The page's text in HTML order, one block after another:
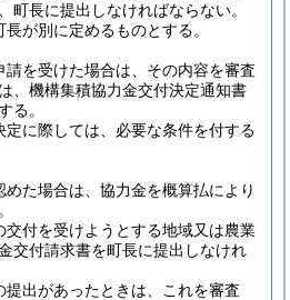
町長に提出しなければならない。
が別に定めるものとする。
請を受けた場合は、その内容を審査
、機構集積協力金交付決定通知書
る。
定に際しては、必要な条件を付する
めた場合は、協力金を概算払により
交付を受けようとする地域又は農業
交付請求書を町長に提出しなけれ
提出があったときは、これを審査